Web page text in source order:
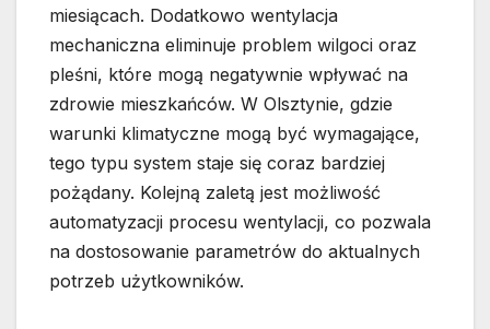
miesiącach. Dodatkowo wentylacja
mechaniczna eliminuje problem wilgoci oraz
pleśni, które mogą negatywnie wpływać na
zdrowie mieszkańców. W Olsztynie, gdzie
warunki klimatyczne mogą być wymagające,
tego typu system staje się coraz bardziej
pożądany. Kolejną zaletą jest możliwość
automatyzacji procesu wentylacji, co pozwala
na dostosowanie parametrów do aktualnych
potrzeb użytkowników.